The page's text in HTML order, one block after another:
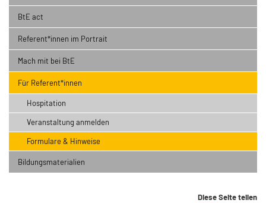
BtE act
Referent*innen im Portrait
Mach mit bei BtE
Für Referent*innen
Hospitation
Veranstaltung anmelden
Formulare & Hinweise
Bildungsmaterialien
Diese Seite teilen